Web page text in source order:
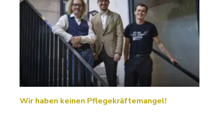
Wir haben keinen Pflegekräftemangel!